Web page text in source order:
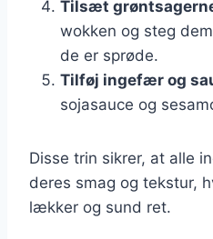
Tilsæt
wokken og steg
de er sprøde.
Tilføj ingefær og
sojasauce og
Disse trin sikrer, at alle
deres smag og tekstur,
lækker og sund ret.